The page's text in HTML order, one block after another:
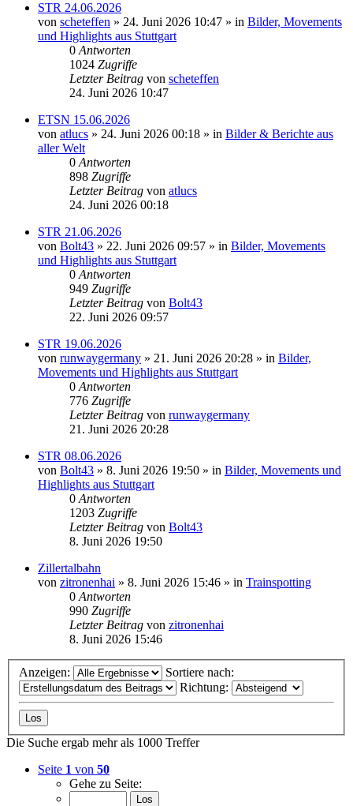
STR 24.06.2026
von scheteffen » 24. Juni 2026 10:47 » in Bilder, Movements
und Highlights aus Stuttgart
0 Antworten
1024 Zugriffe
Letzter Beitrag von scheteffen
24. Juni 2026 10:47
ETSN 15.06.2026
von atlucs » 24. Juni 2026 00:18 » in Bilder & Berichte aus
aller Welt
0 Antworten
898 Zugriffe
Letzter Beitrag von atlucs
24. Juni 2026 00:18
STR 21.06.2026
von Bolt43 » 22. Juni 2026 09:57 » in Bilder, Movements
und Highlights aus Stuttgart
0 Antworten
949 Zugriffe
Letzter Beitrag von Bolt43
22. Juni 2026 09:57
STR 19.06.2026
von runwaygermany » 21. Juni 2026 20:28 » in Bilder,
Movements und Highlights aus Stuttgart
0 Antworten
776 Zugriffe
Letzter Beitrag von runwaygermany
21. Juni 2026 20:28
STR 08.06.2026
von Bolt43 » 8. Juni 2026 19:50 » in Bilder, Movements und
Highlights aus Stuttgart
0 Antworten
1203 Zugriffe
Letzter Beitrag von Bolt43
8. Juni 2026 19:50
Zillertalbahn
von zitronenhai » 8. Juni 2026 15:46 » in Trainspotting
0 Antworten
990 Zugriffe
Letzter Beitrag von zitronenhai
8. Juni 2026 15:46
Anzeigen:
Sortiere nach:
Richtung:
Die Suche ergab mehr als 1000 Treffer
Seite 1 von 50
Gehe zu Seite: